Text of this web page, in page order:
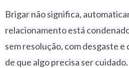
Brigar não significa,
relacionamento está
sem resolução, com desgaste e
de que algo precisa ser cuidado.